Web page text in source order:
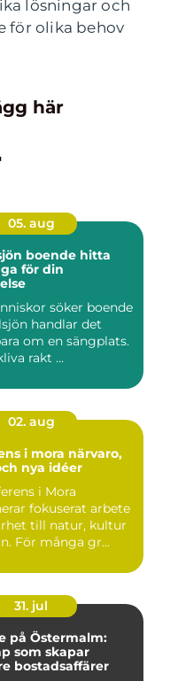
lösningar och
för olika behov
här
05. aug
boende hitta
för din
söker boende
handlar det
om en sängplats.
rakt ...
02. aug
mora närvaro,
nya idéer
i Mora
fokuserat arbete
till natur, kultur
För många gr...
31. jul
på Östermalm:
som skapar
bostadsaffärer